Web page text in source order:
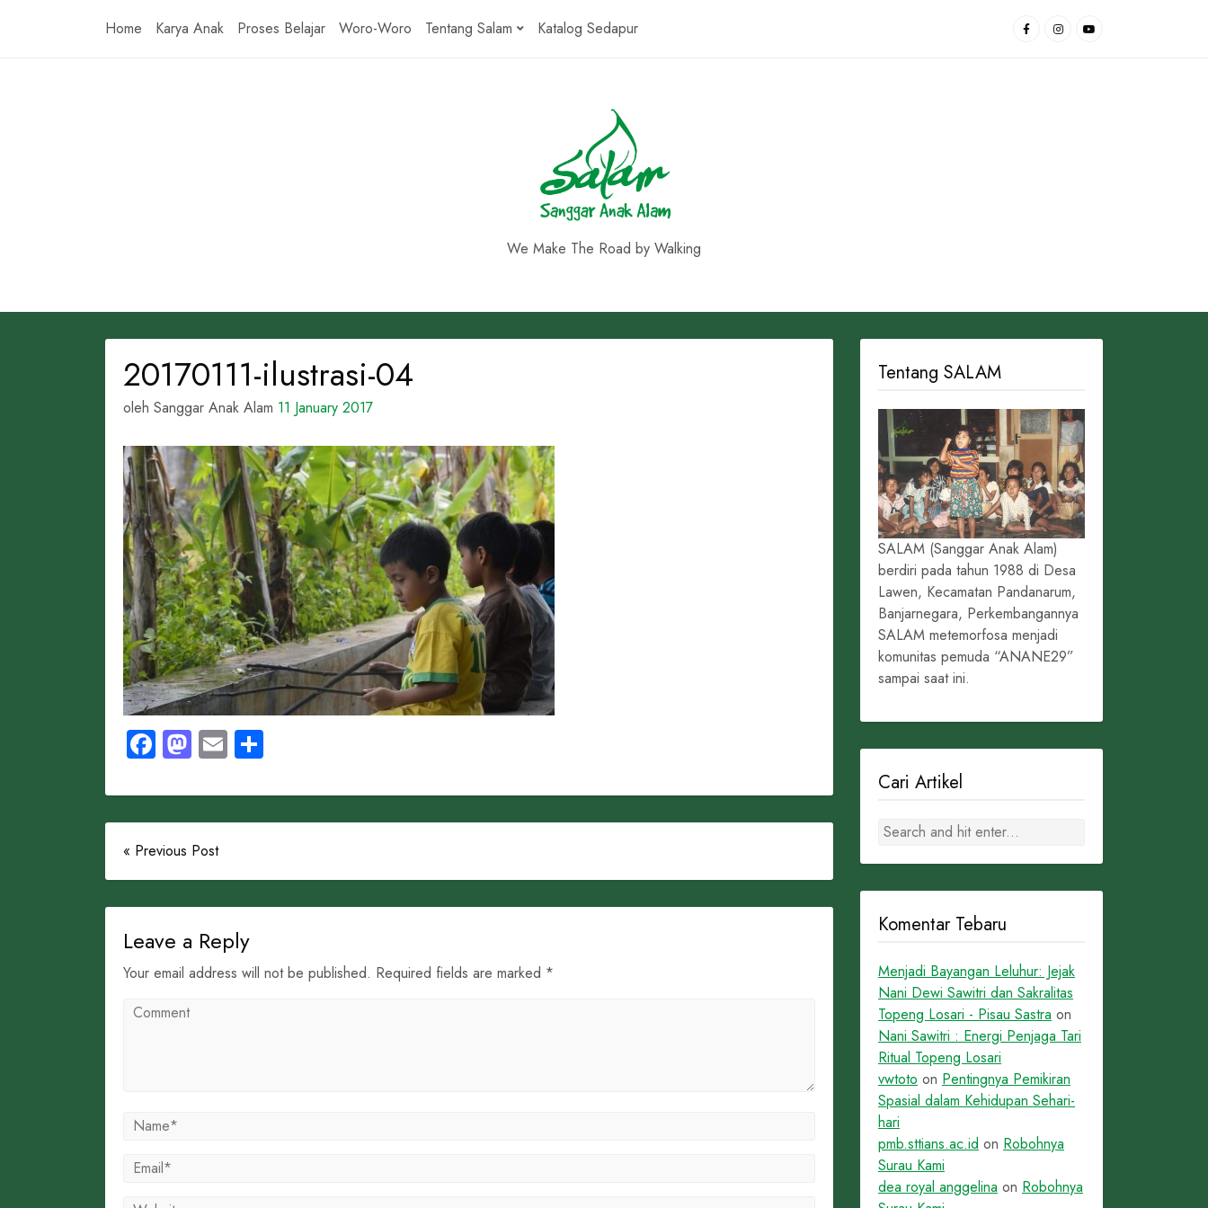
Home Karya Anak Proses Belajar Woro-Woro Tentang Salam Katalog Sedapur
We Make The Road by Walking
20170111-ilustrasi-04
oleh Sanggar Anak Alam 11 January 2017
Facebook
Mastodon
Email
« Previous Post
Leave a Reply
Your email address will not be published. Required fields are marked *
Tentang SALAM
SALAM (Sanggar Anak Alam)
berdiri pada tahun 1988 di Desa
Lawen, Kecamatan Pandanarum,
Banjarnegara, Perkembangannya
SALAM metemorfosa menjadi
komunitas pemuda “ANANE29”
sampai saat ini.
Cari Artikel
Komentar Tebaru
Menjadi Bayangan Leluhur: Jejak
Nani Dewi Sawitri dan Sakralitas
Topeng Losari - Pisau Sastra on
Nani Sawitri : Energi Penjaga Tari
Ritual Topeng Losari
vwtoto on Pentingnya Pemikiran
Spasial dalam Kehidupan Sehari-
hari
pmb.sttians.ac.id on Robohnya
Surau Kami
dea royal anggelina on Robohnya